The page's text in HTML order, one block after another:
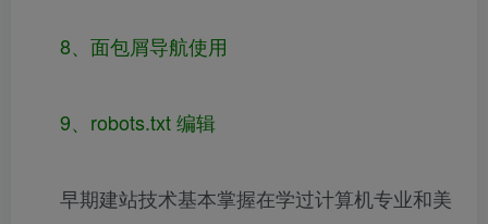
8、面包屑导航使用
9、robots.txt 编辑
早期建站技术基本掌握在学过计算机专业和美